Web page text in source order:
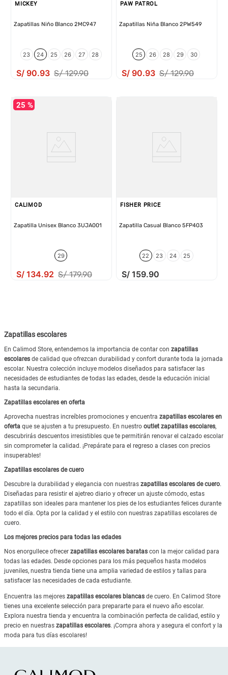
MICKEY
Zapatillas Niño Blanco 2MC947
23 24 25 26 27 28
S/ 90.93 S/ 129.90
PAW PATROL
Zapatillas Niña Blanco 2PW549
25 26 28 29 30
S/ 90.93 S/ 129.90
25 %
CALIMOD
Zapatilla Unisex Blanco 3UJA001
29
S/ 134.92 S/ 179.90
FISHER PRICE
Zapatilla Casual Blanco 5FP403
22 23 24 25
S/ 159.90
Zapatillas escolares
En Calimod Store, entendemos la importancia de contar con zapatillas
escolares de calidad que ofrezcan durabilidad y confort durante toda la jornada
escolar. Nuestra colección incluye modelos diseñados para satisfacer las
necesidades de estudiantes de todas las edades, desde la educación inicial
hasta la secundaria.
Zapatillas escolares en oferta
Aprovecha nuestras increíbles promociones y encuentra zapatillas escolares en
oferta que se ajusten a tu presupuesto. En nuestro outlet zapatillas escolares,
descubrirás descuentos irresistibles que te permitirán renovar el calzado escolar
sin comprometer la calidad. ¡Prepárate para el regreso a clases con precios
insuperables!
Zapatillas escolares de cuero
Descubre la durabilidad y elegancia con nuestras zapatillas escolares de cuero.
Diseñadas para resistir el ajetreo diario y ofrecer un ajuste cómodo, estas
zapatillas son ideales para mantener los pies de los estudiantes felices durante
todo el día. Opta por la calidad y el estilo con nuestras zapatillas escolares de
cuero.
Los mejores precios para todas las edades
Nos enorgullece ofrecer zapatillas escolares baratas con la mejor calidad para
todas las edades. Desde opciones para los más pequeños hasta modelos
juveniles, nuestra tienda tiene una amplia variedad de estilos y tallas para
satisfacer las necesidades de cada estudiante.
Encuentra las mejores zapatillas escolares blancas de cuero. En Calimod Store
tienes una excelente selección para prepararte para el nuevo año escolar.
Explora nuestra tienda y encuentra la combinación perfecta de calidad, estilo y
precio en nuestras zapatillas escolares. ¡Compra ahora y asegura el confort y la
moda para tus días escolares!